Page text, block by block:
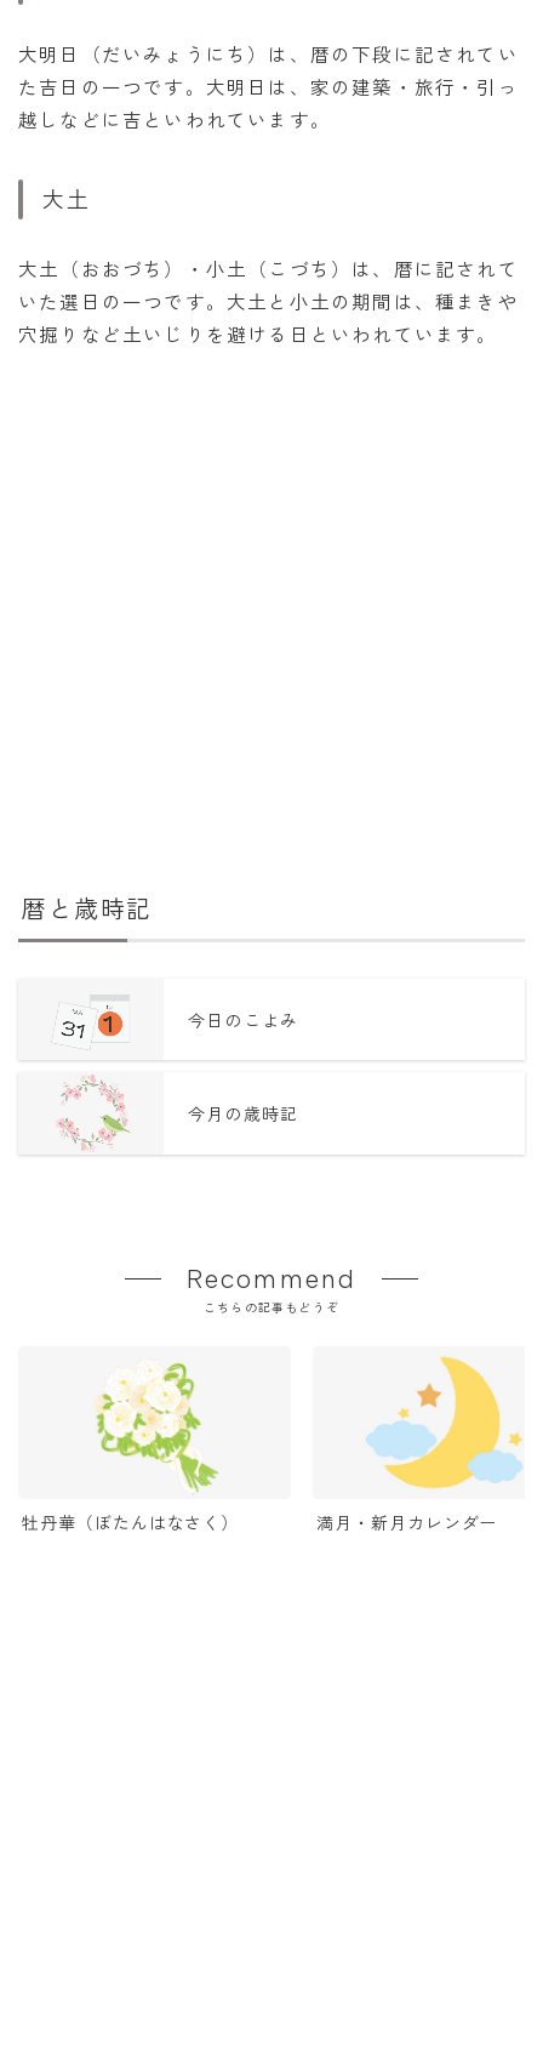
大明日（だいみょうにち）は、暦の下段に記されてい
た吉日の一つです。大明日は、家の建築・旅行・引っ
越しなどに吉といわれています。
大土
大土（おおづち）・小土（こづち）は、暦に記されて
いた選日の一つです。大土と小土の期間は、種まきや
穴掘りなど土いじりを避ける日といわれています。
暦と歳時記
今日のこよみ
今月の歳時記
Recommend
こちらの記事もどうぞ
牡丹華（ぼたんはなさく） 満月・新月カレンダー